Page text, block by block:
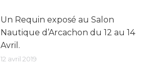
Un Requin exposé au Salon
Nautique d’Arcachon du 12 au 14
Avril.
12 avril 2019